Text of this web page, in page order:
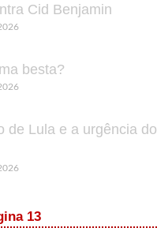
Cid Benjamin
besta?
de Lula e a urgência do
13